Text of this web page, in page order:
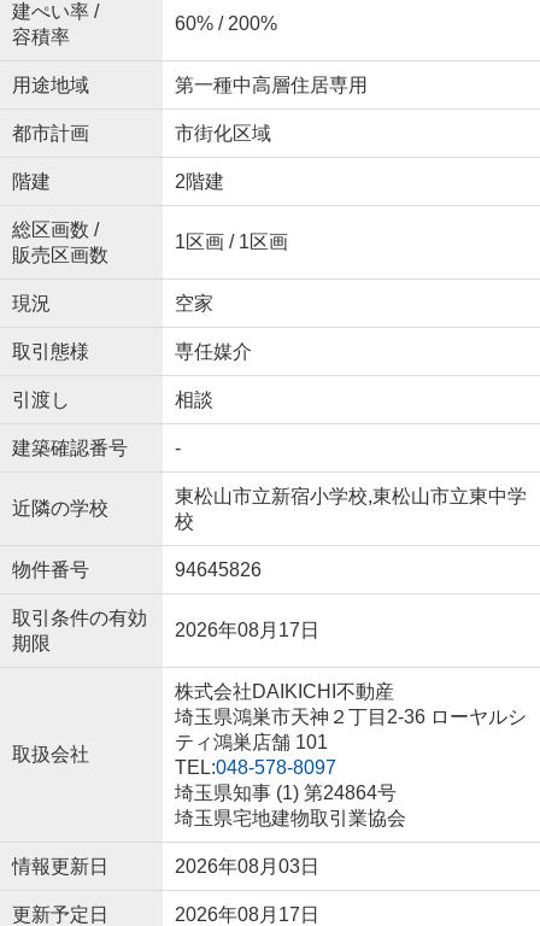
建ぺい率 /
容積率
60% / 200%
用途地域 第一種中高層住居専用
都市計画 市街化区域
階建 2階建
総区画数 /
販売区画数
1区画 / 1区画
現況 空家
取引態様 専任媒介
引渡し 相談
建築確認番号 -
近隣の学校
東松山市立新宿小学校,東松山市立東中学
校
物件番号 94645826
取引条件の有効
期限
2026年08月17日
取扱会社
株式会社DAIKICHI不動産
埼玉県鴻巣市天神２丁目2-36 ローヤルシ
ティ鴻巣店舗 101
TEL:048-578-8097
埼玉県知事 (1) 第24864号
埼玉県宅地建物取引業協会
情報更新日 2026年08月03日
更新予定日 2026年08月17日